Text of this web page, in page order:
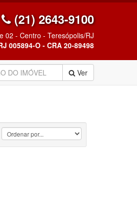
(21) 2643-9100
02 - Centro - Teresópolis/RJ
005894-O - CRA 20-89498
Ver